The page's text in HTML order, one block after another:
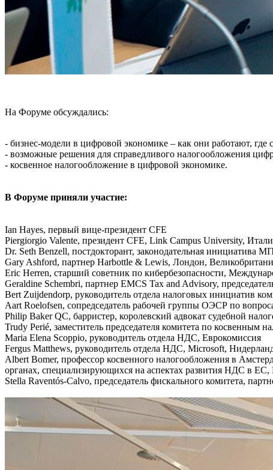
На Форуме обсуждались:
- бизнес-модели в цифровой экономике – как они работают, где
- возможные решения для справедливого налогообложения
- косвенное налогообложение в цифровой экономике.
В Форуме приняли участие:
Ian Hayes, первый вице-президент CFE
Piergiorgio Valente, президент CFE, Link Campus University,
Dr. Seth Benzell, постдокторант, законодательная инициатива
Gary Ashford, партнер Harbottle & Lewis, Лондон,
Eric Herren, старший советник по кибербезопасности,
Geraldine Schembri, партнер EMCS Tax and Advisory,
Bert Zuijdendorp, руководитель отдела налоговых инициатив
Aart Roelofsen, сопредседатель рабочей группы ОЭСР по
Philip Baker QC, барристер, королевский адвокат судебной
Trudy Perié, заместитель председателя комитета по
Maria Elena Scoppio, руководитель отдела НДС, Еврокомиссия
Fergus Matthews, руководитель отдела НДС, Microsoft,
Albert Bomer, профессор косвенного налогообложения в
органах, специализирующихся на аспектах развития НДС в
Stella Raventós-Calvo, председатель фискального комитета,